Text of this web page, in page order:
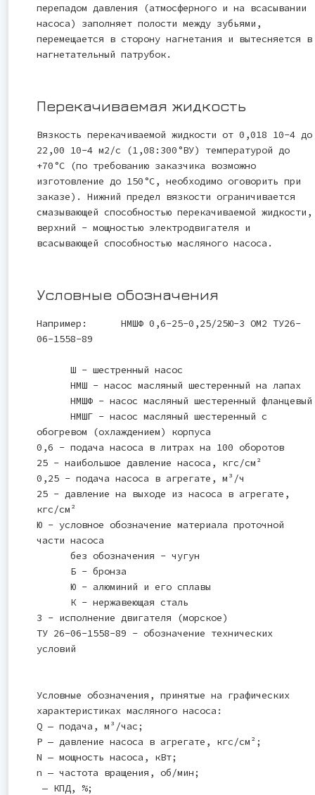
перепадом давления (атмосферного и на всасывании
насоса) заполняет полости между зубьями,
перемещается в сторону нагнетания и вытесняется в
нагнетательный патрубок.
Перекачиваемая жидкость
Вязкость перекачиваемой жидкости от 0,018 10-4 до
22,00 10-4 м2/с (1,08:300°ВУ) температурой до
+70°С (по требованию заказчика возможно
изготовление до 150°С, необходимо оговорить при
заказе). Нижний предел вязкости ограничивается
смазывающей способностью перекачиваемой жидкости,
верхний - мощностью электродвигателя и
всасывающей способностью масляного насоса.
Условные обозначения
Например: НМШФ 0,6-25-0,25/25Ю-3 ОМ2 ТУ26-
06-1558-89
Ш - шестренный насос
НМШ - насос масляный шестеренный на лапах
НМШФ - насос масляный шестеренный фланцевый
НМШГ - насос масляный шестеренный с
обогревом (охлаждением) корпуса
0,6 - подача насоса в литрах на 100 оборотов
25 - наибольшое давление насоса, кгс/см²
0,25 - подача насоса в агрегате, м³/ч
25 - давление на выходе из насоса в агрегате,
кгс/см²
Ю - условное обозначение материала проточной
части насоса
без обозначения - чугун
Б - бронза
Ю - алюминий и его сплавы
К - нержавеющая сталь
3 - исполнение двигателя (морское)
ТУ 26-06-1558-89 - обозначение технических
условий
Условные обозначения, принятые на графических
характеристиках масляного насоса:
Q — подача, м³/час;
Р — давление насоса в агрегате, кгс/см²;
N — мощность насоса, кВт;
n — частота вращения, об/мин;
— КПД, %;